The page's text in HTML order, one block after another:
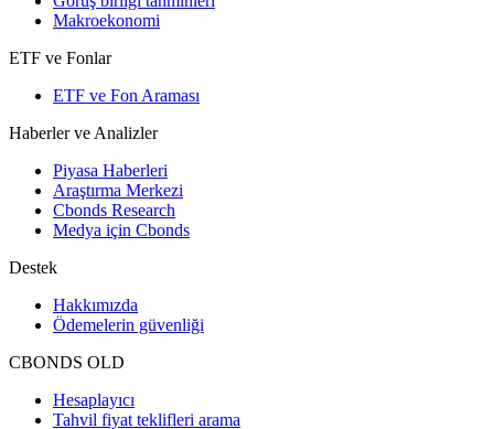
Makroekonomi
ETF ve Fonlar
ETF ve Fon Araması
Haberler ve Analizler
Piyasa Haberleri
Araştırma Merkezi
Cbonds Research
Medya için Cbonds
Destek
Hakkımızda
Ödemelerin güvenliği
CBONDS OLD
Hesaplayıcı
Tahvil fiyat teklifleri arama